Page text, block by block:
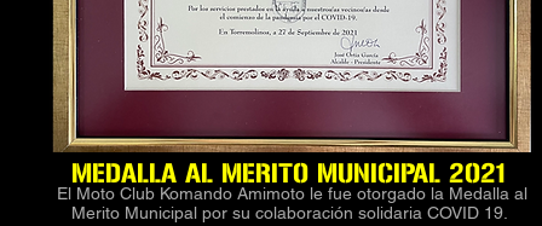
MEDALLA AL MERITO MUNICIPAL 2021
El Moto Club Komando Amimoto le fue otorgado la Medalla al
Merito Municipal por su colaboración solidaria COVID 19.